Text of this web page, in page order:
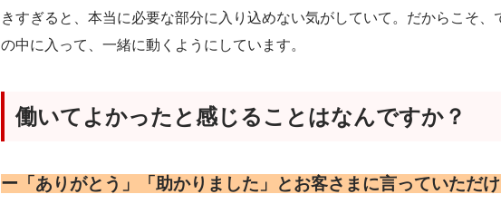
きすぎると、本当に必要な部分に入り込めない気がしていて。だからこそ、
の中に入って、一緒に動くようにしています。
働いてよかったと感じることはなんですか？
ー「ありがとう」「助かりました」とお客さまに言っていただ